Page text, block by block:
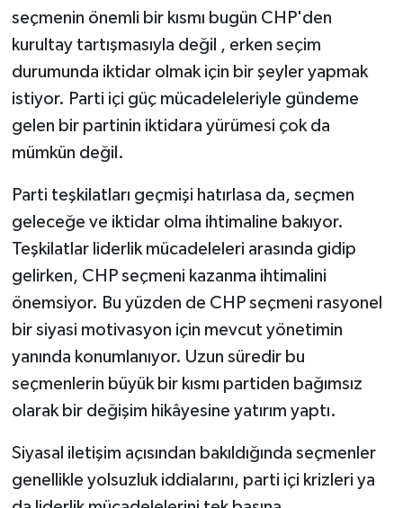
seçmenin önemli bir kısmı bugün CHP'den
kurultay tartışmasıyla değil , erken seçim
durumunda iktidar olmak için bir şeyler yapmak
istiyor. Parti içi güç mücadeleleriyle gündeme
gelen bir partinin iktidara yürümesi çok da
mümkün değil.
Parti teşkilatları geçmişi hatırlasa da, seçmen
geleceğe ve iktidar olma ihtimaline bakıyor.
Teşkilatlar liderlik mücadeleleri arasında gidip
gelirken, CHP seçmeni kazanma ihtimalini
önemsiyor. Bu yüzden de CHP seçmeni rasyonel
bir siyasi motivasyon için mevcut yönetimin
yanında konumlanıyor. Uzun süredir bu
seçmenlerin büyük bir kısmı partiden bağımsız
olarak bir değişim hikâyesine yatırım yaptı.
Siyasal iletişim açısından bakıldığında seçmenler
genellikle yolsuzluk iddialarını, parti içi krizleri ya